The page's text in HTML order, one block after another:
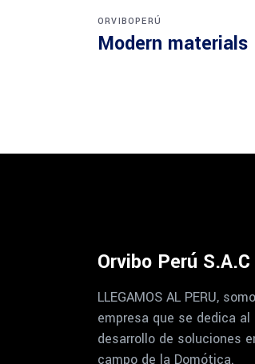
ORVIBOPERÚ
Modern materials
Orvibo Perú S.A.C
LLEGAMOS AL PERU,
empresa que se dedica al
desarrollo de soluciones
campo de la Domótica.